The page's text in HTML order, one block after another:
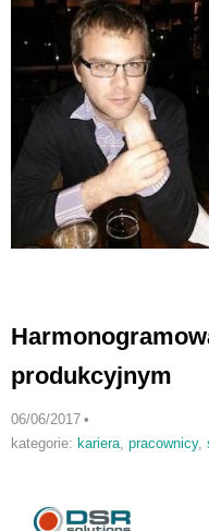
produkcyjnym
06/06/2017 •
kategorie: kariera, pracownicy,